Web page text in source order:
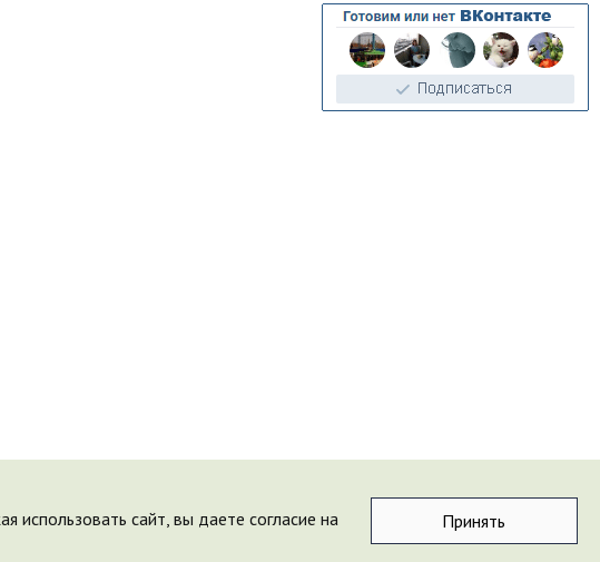
использовать сайт, вы даете согласие на
Принять